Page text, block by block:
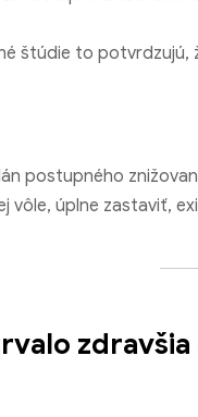
štúdie to potvrdzujú,
postupného
vôle, úplne zastaviť,